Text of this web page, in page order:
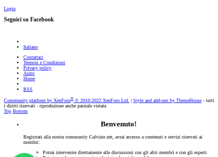
Login
Seguici su Facebook
Italiano
Contattaci
Termini e Condizioni
Privacy policy
Aiuto
Home
RSS
Community platform by XenForo® © 2010-2022 XenForo Ltd. Style and add-ons by ThemeHouse - tutti
i diritti riservati - riproduzione anche parziale vietata
Top Bottom
Benvenuto!
Registrati alla nostra community Calvizie.net, avrai accesso a contenuti e servizi riservati ai
membri:
Potrai intervenire direttamente alle discussioni con gli altri membri e con gli esperti